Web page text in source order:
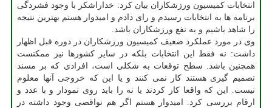
انتخابات کمیسیون ورزشکاران بیان کرد: خداراشکر با وجود فشردگی
برنامه ها به انتخابات رسیدم و رای دادم و امیدوار هستم بهترین نتیجه
را شاهد باشیم و به نفع ورزشکاران باشد.
وی در مورد عملکرد ضعیف کمیسیون ورزشکاران در دوره قبل اظهار
داشت: نه فقط این انتخابات بلکه در سایر کشورها نیز ممکنست
همچنین باشد. سطح توقعات به شکلی است، افرادی که بر مسند
تصمیم گیری هستند کار نمی کنند و یا این که خروجی آنها معلوم
نیست. این که واقعا کار کردند یا نه را باید روی نمودار و با عدد و
ارقام بررسی کرد. امیدوار هستم اگر هم نواقصی وجود داشته در